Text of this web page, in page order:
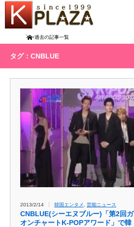
Home過去の記事一覧
タグ：CNBLUE
2013/2/14 韓国エンタメ , 芸能ニュース
CNBLUE(シーエヌブルー)「第2回ガ
オンチャートK-POPアワード」で韓